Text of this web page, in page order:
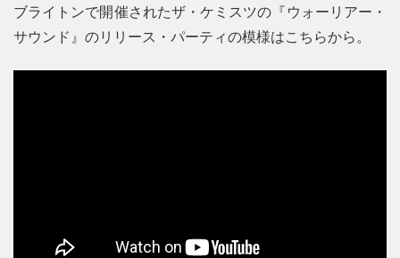
ブライトンで開催されたザ・ケミスツの『ウォーリアー・
サウンド』のリリース・パーティの模様はこちらから。